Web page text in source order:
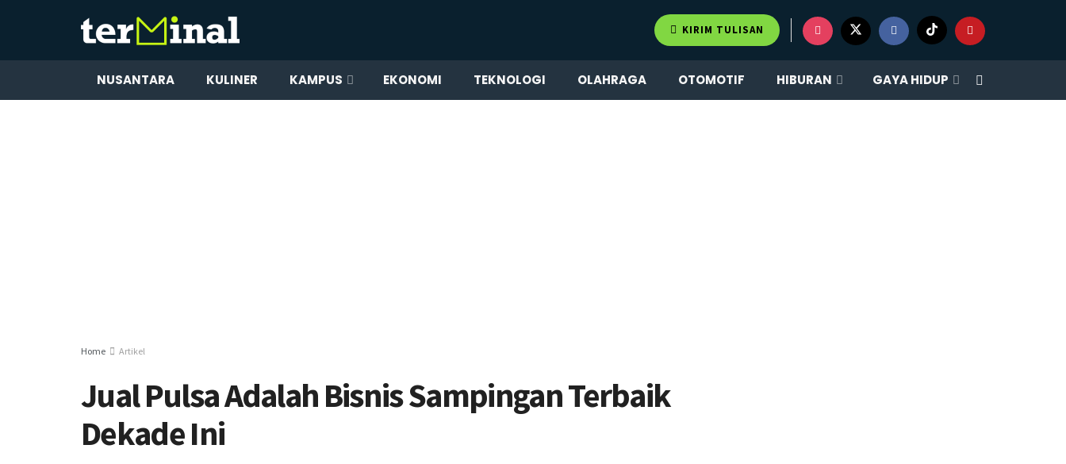
KIRIM TULISAN
NUSANTARA KULINER KAMPUS EKONOMI TEKNOLOGI OLAHRAGA OTOMOTIF HIBURAN GAYA HIDUP
Home Artikel
Jual Pulsa Adalah Bisnis Sampingan Terbaik
Dekade Ini